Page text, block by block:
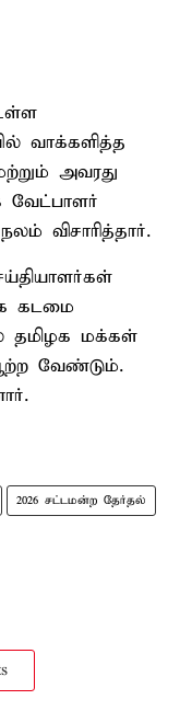
வாக்களித்த
அவரது
வேட்பாளர்
விசாரித்தார்.
கடமை
தமிழக மக்கள்
வேண்டும்.
2026 சட்டமன்ற தேர்தல்